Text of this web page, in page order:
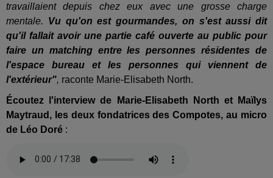
travaillaient depuis chez eux avec une grosse charge
mentale. Vu qu'on est gourmandes, on s'est aussi dit
qu'il fallait avoir une partie café ouverte au public pour
faire un matching entre les personnes résidentes de
l'espace bureau et les personnes qui viennent de
l'extérieur", raconte Marie-Elisabeth North.
Écoutez l'interview de Marie-Elisabeth North et Maïlys
Maytraud, les deux fondatrices des Compotes, au micro
de Léo Doré :